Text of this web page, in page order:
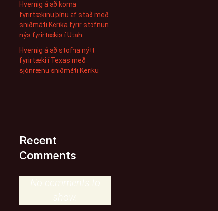
Hvernig á að koma
fyrirtækinu þínu af stað með
sniðmáti Kerika fyrir stofnun
nýs fyrirtækis í Utah
Hvernig á að stofna nýtt
fyrirtæki í Texas með
sjónrænu sniðmáti Keriku
Recent
Comments
No comments to
show.